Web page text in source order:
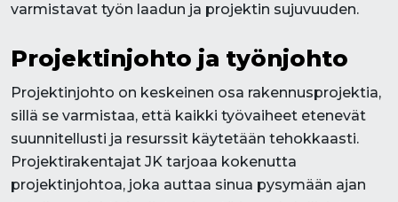
varmistavat työn laadun ja projektin sujuvuuden.
Projektinjohto ja työnjohto
Projektinjohto on keskeinen osa rakennusprojektia,
sillä se varmistaa, että kaikki työvaiheet etenevät
suunnitellusti ja resurssit käytetään tehokkaasti.
Projektirakentajat JK tarjoaa kokenutta
projektinjohtoa, joka auttaa sinua pysymään ajan